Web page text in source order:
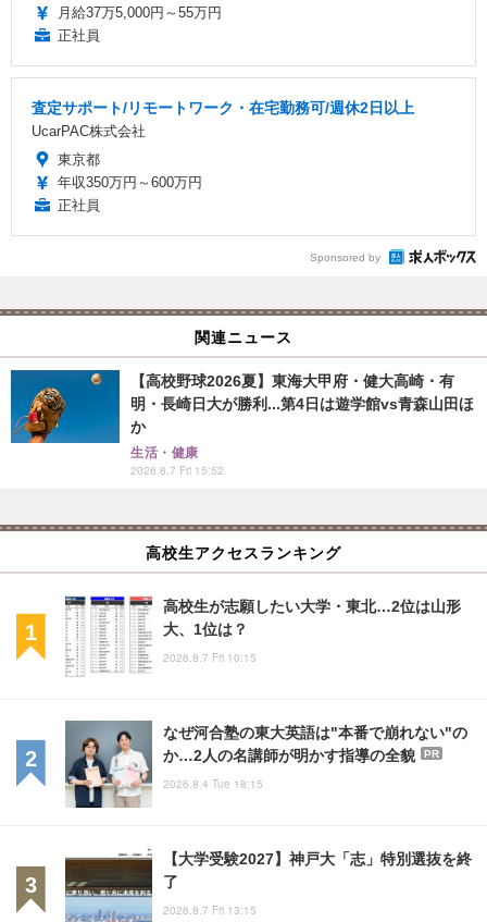
月給37万5,000円～55万円
正社員
査定サポート/リモートワーク・在宅勤務可/週休2日以上
UcarPAC株式会社
東京都
年収350万円～600万円
正社員
Sponsored by
関連ニュース
【高校野球2026夏】東海大甲府・健大高崎・有
明・長崎日大が勝利...第4日は遊学館vs青森山田ほ
か
生活・健康
2026.8.7 Fri 15:52
高校生アクセスランキング
高校生が志願したい大学・東北…2位は山形
大、1位は？
2026.8.7 Fri 10:15
なぜ河合塾の東大英語は"本番で崩れない"の
か…2人の名講師が明かす指導の全貌
PR
2026.8.4 Tue 18:15
【大学受験2027】神戸大「志」特別選抜を終
了
2026.8.7 Fri 13:15